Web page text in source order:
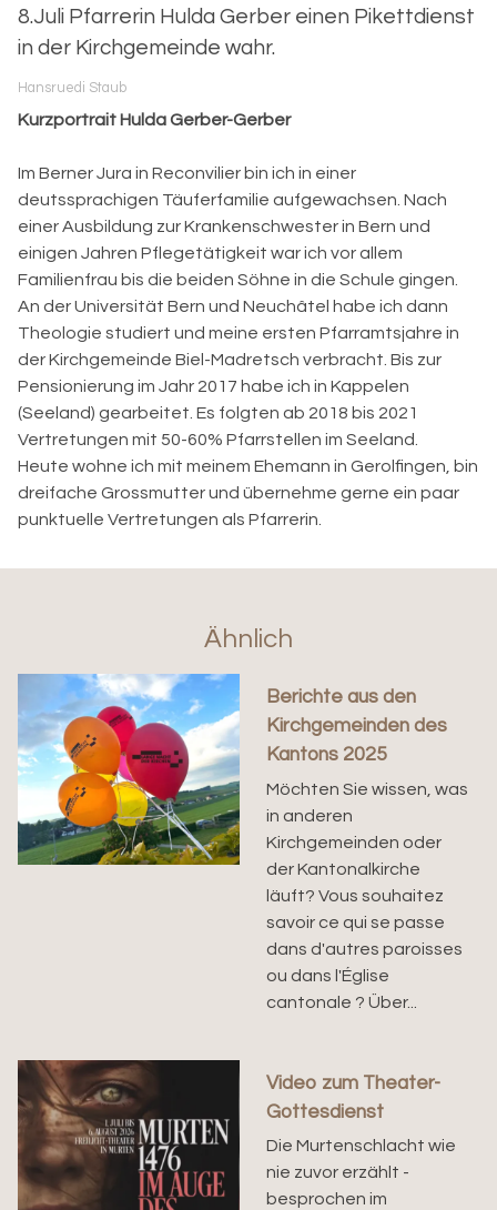
8.Juli Pfarrerin Hulda Gerber einen Pikettdienst
in der Kirchgemeinde wahr.
Hansruedi Staub
Kurzportrait Hulda Gerber-Gerber
Im Berner Jura in Reconvilier bin ich in einer
deutssprachigen Täuferfamilie aufgewachsen. Nach
einer Ausbildung zur Krankenschwester in Bern und
einigen Jahren Pflegetätigkeit war ich vor allem
Familienfrau bis die beiden Söhne in die Schule gingen.
An der Universität Bern und Neuchâtel habe ich dann
Theologie studiert und meine ersten Pfarramtsjahre in
der Kirchgemeinde Biel-Madretsch verbracht. Bis zur
Pensionierung im Jahr 2017 habe ich in Kappelen
(Seeland) gearbeitet. Es folgten ab 2018 bis 2021
Vertretungen mit 50-60% Pfarrstellen im Seeland.
Heute wohne ich mit meinem Ehemann in Gerolfingen, bin
dreifache Grossmutter und übernehme gerne ein paar
punktuelle Vertretungen als Pfarrerin.
Ähnlich
Berichte aus den
Kirchgemeinden des
Kantons 2025
Möchten Sie wissen, was
in anderen
Kirchgemeinden oder
der Kantonalkirche
läuft? Vous souhaitez
savoir ce qui se passe
dans d'autres paroisses
ou dans l'Église
cantonale ? Über...
Video zum Theater-
Gottesdienst
Die Murtenschlacht wie
nie zuvor erzählt -
besprochen im